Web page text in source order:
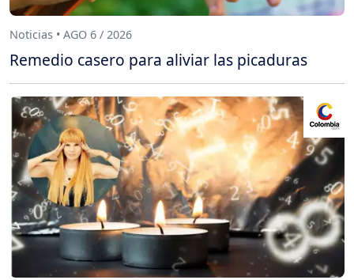
Noticias • AGO 6 / 2026
Remedio casero para aliviar las picaduras